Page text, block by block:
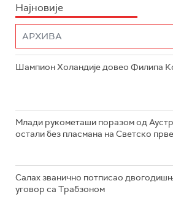
Најновије
Шампион Холандије довео Филипа
Млади рукометаши поразом од
остали без пласмана на Светско
Салах званично потписао
уговор са Трабзоном